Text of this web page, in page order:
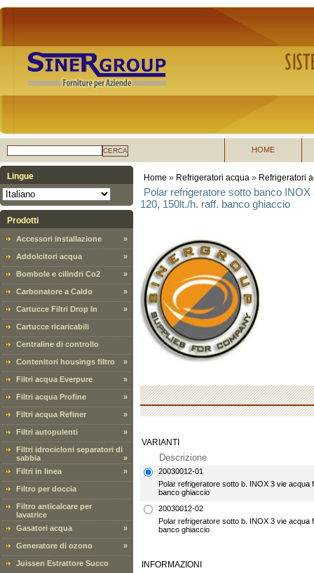
CERCA HOME
Lingue
Prodotti
Accessori installazione »
Addolcitori acqua »
Bombole e cilindri Co2 »
Carbonatore a Caldo »
Cartucce Filtri Drop In »
Cartucce ricaricabili
Centraline di controllo
Contenitori housings filtro »
Filtri acqua Everpure »
Filtri acqua Profine »
Filtri acqua Refiner »
Filtri autopulenti »
Filtri idrocicloni separatori di
sabbia
»
Filtri in linea
»
Filtro per doccia
Filtro anticalcare per
lavatrice
Gasatori acqua
»
Generatore di ozono »
Juissen Estrattore Succo
Home » Refrigeratori acqua » Refrigeratori
Polar refrigeratore sotto banco
120, 150lt./h. raff. banco ghiaccio
VARIANTI
Descrizione
20030012-01
Polar refrigeratore sotto b. INOX 3 vie acqua
banco ghiaccio
20030012-02
Polar refrigeratore sotto b. INOX 3 vie acqua
banco ghiaccio
INFORMAZIONI